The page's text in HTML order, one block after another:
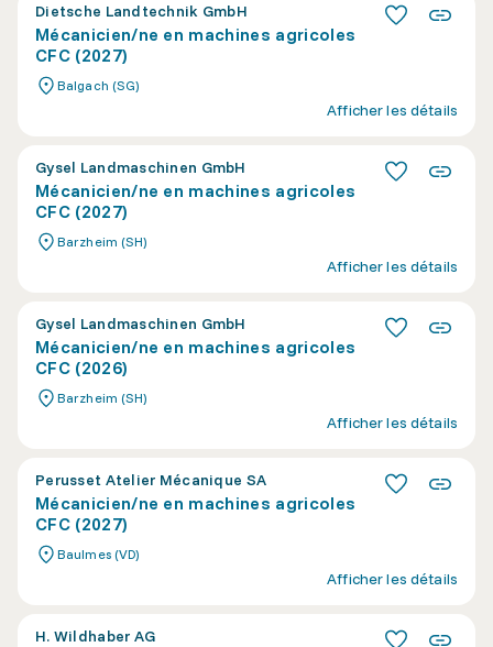
Dietsche Landtechnik GmbH
Mécanicien/ne en machines agricoles
CFC (2027)
Balgach (SG)
Afficher les détails
Gysel Landmaschinen GmbH
Mécanicien/ne en machines agricoles
CFC (2027)
Barzheim (SH)
Afficher les détails
Gysel Landmaschinen GmbH
Mécanicien/ne en machines agricoles
CFC (2026)
Barzheim (SH)
Afficher les détails
Perusset Atelier Mécanique SA
Mécanicien/ne en machines agricoles
CFC (2027)
Baulmes (VD)
Afficher les détails
H. Wildhaber AG